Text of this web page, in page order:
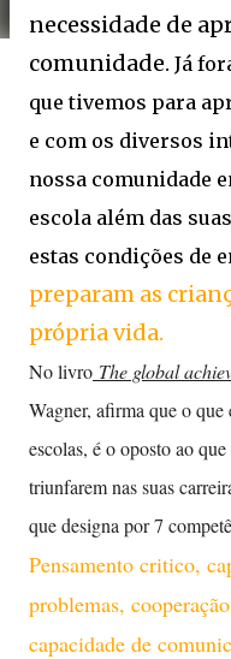
necessidade de
comunidade. Já
que tivemos para
e com os diversos
nossa comunidade
escola além das
estas condições de
preparam as
própria vida.
No livro The global
Wagner, afirma que o que
escolas, é o oposto ao
triunfarem nas suas
que designa por 7
Pensamento critico,
problemas,
capacidade de